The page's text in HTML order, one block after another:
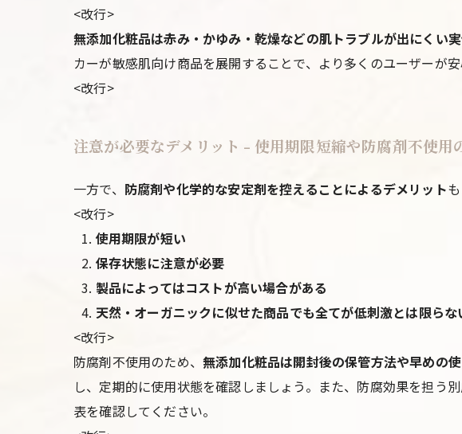
<改行>
無添加化粧品は赤み・かゆみ・乾燥などの肌トラブルが出にくい実
カーが敏感肌向け商品を展開することで、より多くのユーザーが
<改行>
注意が必要なデメリット - 使用期限短縮や防腐剤不使用
一方で、 防腐剤や化学的な安定剤を控えることによるデメリット
<改行>
使用期限が短い
保存状態に注意が必要
製品によってはコストが高い場合がある
天然・オーガニックに似せた商品でも全てが低刺激とは限らな
<改行>
防腐剤不使用のため、 無添加化粧品は開封後の保管方法や早めの使
し、定期的に使用状態を確認しましょう。また、防腐効果を担う
表を確認してください。